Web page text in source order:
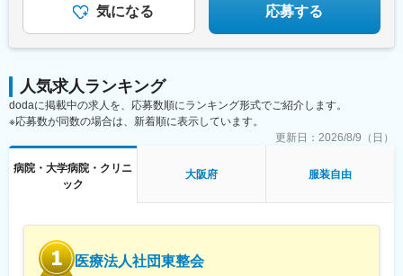
駅、近鉄奈良駅、和歌山駅、草津駅(滋賀県)、徳山駅、立町駅、福
院下駅、東池袋駅、日比谷駅、銀座駅、岩本町駅、立川駅、京王
八王子駅、高輪台駅、奥沢駅、神奈川駅、平沼橋駅、京急川崎
駅、石上駅、新越谷駅、宇都宮駅東口駅、新千葉駅、栄町駅(千葉
県)、船橋駅、札幌駅、仙台駅(地下鉄)、曽根田駅、栄駅(愛知県)、
浜松駅、三島田町駅、市役所前駅(長野県)、金沢駅、あすなろう四
日市駅、電鉄富山駅・エスタ前駅、福井駅(福井県)、大阪梅田駅
(阪神線)、なんば駅(地下鉄)、高槻駅、梅田駅(地下鉄)、宮之阪
島県)、高松築港駅、高知橋駅、眉山ロープウェイ山麓駅、天神
駅、小倉駅(福岡県)、東比恵駅、鹿児島中央駅、水道町駅、五島町
気になる 応募する
人気求人ランキング
dodaに掲載中の求人を、応募数順にランキング形式でご紹介します。
※応募数が同数の場合は、新着順に表示しています。
更新日： 2026/8/9（日）
病院・大学病院・クリニ
ック
大阪府 服装自由
医療法人社団東整会